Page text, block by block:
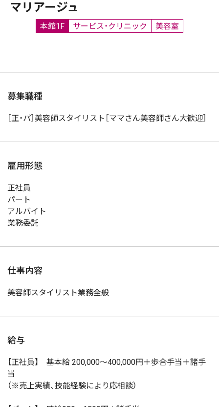
マリアージュ
本館1F サービス・クリニック 美容室
募集職種
［正・パ］美容師スタイリスト［ママさん美容師さん大歓迎］
雇用形態
正社員
パート
アルバイト
業務委託
仕事内容
美容師スタイリスト業務全般
給与
【正社員】 基本給 200,000～400,000円＋歩合手当＋諸手
当
（※売上実績、技能経験により応相談）